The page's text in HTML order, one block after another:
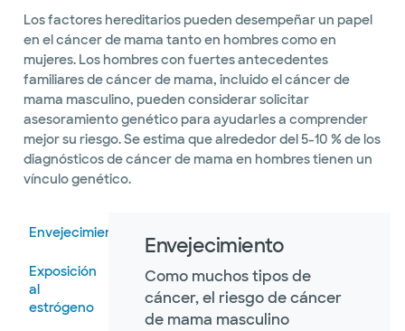
Los factores hereditarios pueden desempeñar un papel
en el cáncer de mama tanto en hombres como en
mujeres. Los hombres con fuertes antecedentes
familiares de cáncer de mama, incluido el cáncer de
mama masculino, pueden considerar solicitar
asesoramiento genético para ayudarles a comprender
mejor su riesgo. Se estima que alrededor del 5-10 % de los
diagnósticos de cáncer de mama en hombres tienen un
vínculo genético.
Envejecimiento
Exposición
al
estrógeno
Envejecimiento
Como muchos tipos de
cáncer, el riesgo de cáncer
de mama masculino